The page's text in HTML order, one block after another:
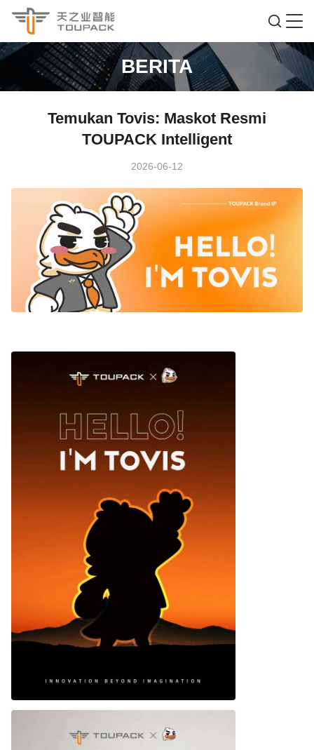
BERITA
Temukan Tovis: Maskot Resmi
TOUPACK Intelligent
2026-06-12